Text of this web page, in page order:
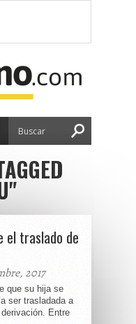
el traslado de
2017
que su hija se
ser trasladada a
Entre